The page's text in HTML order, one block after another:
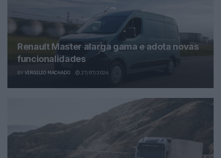
Renault Master alarga gama e adota novas
funcionalidades
BY VIRGILIO MACHADO 27/07/2026